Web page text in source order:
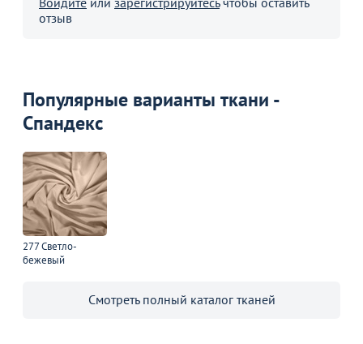
отзыв
Популярные варианты ткани -
Спандекс
277 Светло-
бежевый
Смотреть полный каталог тканей
Товар в корзине